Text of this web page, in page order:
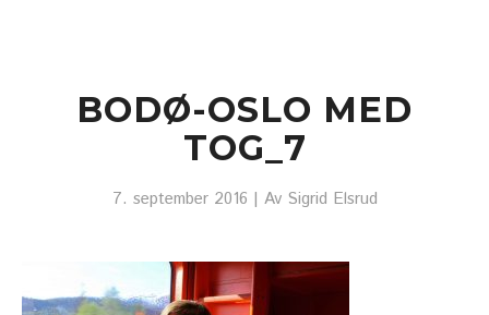
BODØ-OSLO MED
TOG_7
7. september 2016 | Av Sigrid Elsrud